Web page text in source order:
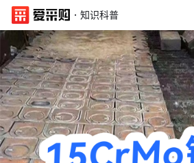
· 知识科普